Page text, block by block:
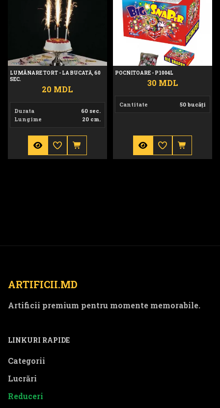
LUMÂNARE TORT - LA BUCATĂ, 60
SEC.
20 MDL
Durata
60 sec.
Lungime
20 cm.
POCNITOARE - P1004L
30 MDL
Cantitate 50 bucăți
ARTIFICII.MD
Artificii premium pentru momente memorabile.
LINKURI RAPIDE
Categorii
Lucrări
Reduceri